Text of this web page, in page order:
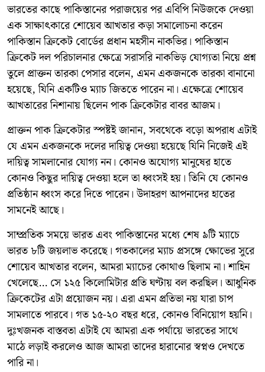
ভারতের কাছে পাকিস্তানের পরাজয়ের পর এবিপি নিউজকে দেওয়া
এক সাক্ষাৎকারে শোয়েব আখতার কড়া সমালোচনা করেন
পাকিস্তান ক্রিকেট বোর্ডের প্রধান মহসীন নাকভির। পাকিস্তান
ক্রিকেট দল পরিচালনার ক্ষেত্রে সরাসরি নাকভিড় যোগ্যতা নিয়ে প্রশ্ন
তুলে প্রাক্তন তারকা পেসার বলেন, এমন একজনকে তারকা বানানো
হয়েছে, যিনি একটিও ম্যাচ জিততে পারেন না। এক্ষেত্রে শোয়েব
আখতারের নিশানায় ছিলেন পাক ক্রিকেটার বাবর আজম।
প্রাক্তন পাক ক্রিকেটার স্পষ্টই জানান, সবথেকে বড়ো অপরাধ এটাই
যে এমন একজনকে দলের দায়িত্ব দেওয়া হয়েছে যিনি নিজেই এই
দায়িত্ব সামলানোর যোগ্য নন। কোনও অযোগ্য মানুষের হাতে
কোনও কিছুর দায়িত্ব দেওয়া হলে তা ধ্বংসই হয়। তিনি যে কোনও
প্রতিষ্ঠান ধ্বংস করে দিতে পারেন। উদাহরণ আপনাদের হাতের
সামনেই আছে।
সাম্প্রতিক সময়ে ভারত এবং পাকিস্তানের মধ্যে শেষ ৯টি ম্যাচে
ভারত ৮টি জয়লাভ করেছে। গতকালের ম্যাচ প্রসঙ্গে ক্ষোভের সুরে
শোয়েব আখতার বলেন, আমরা ম্যাচের কোথাও ছিলাম না। শাহিন
খেলেছে... সে ১২৫ কিলোমিটার প্রতি ঘণ্টায় বল করছিল। আধুনিক
ক্রিকেটের এটা প্রয়োজন নয়। এরা এমন প্রতিভা নয় যারা চাপ
সামলাতে পারবে। গত ১৫-২০ বছর ধরে, কোনও বিনিয়োগ হয়নি।
দুঃখজনক বাস্তবতা এটাই যে আমরা এক পর্যায়ে ভারতের সাথে
মাঠে লড়াই করলেও আজ আমরা তাদের হারানোর স্বপ্নও দেখতে
পারি না।